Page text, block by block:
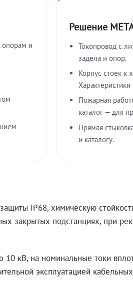
опорам и
Решение
Токопровод с
задела и опор.
Корпус стоек к
Пожарная
каталог — для
Прямая
и каталогу.
IP68, химическую
закрытых подстанциях, при
кВ, на номинальные токи
эксплуатацией